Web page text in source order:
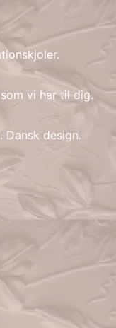
vi har til dig.
Dansk design.